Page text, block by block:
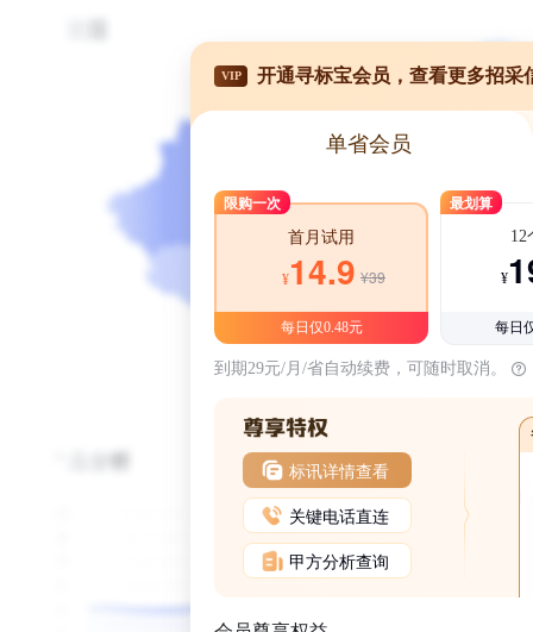
VIP 开通寻标宝会员，查看更多招采
单省会员
限购一次
首月试用
¥14.9 ¥39
每日仅0.48元
最划算
12
¥
每日
到期29元/月/省自动续费，可随时取消。
标讯详情查看
关键电话直连
甲方分析查询